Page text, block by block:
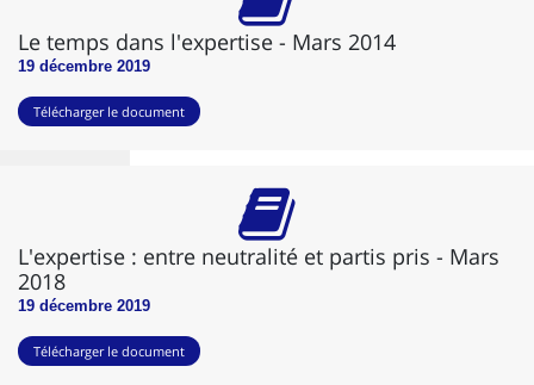
Le temps dans l'expertise - Mars 2014
19 décembre 2019
Télécharger le document
L'expertise : entre neutralité et partis pris - Mars
2018
19 décembre 2019
Télécharger le document